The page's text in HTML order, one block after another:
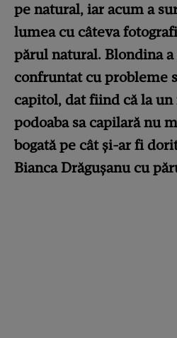
pe natural, iar acum a
lumea cu câteva
părul natural. Blondina
confruntat cu probleme
capitol, dat fiind că la
podoaba sa capilară nu
bogată pe cât și-ar fi
Bianca Drăgușanu cu